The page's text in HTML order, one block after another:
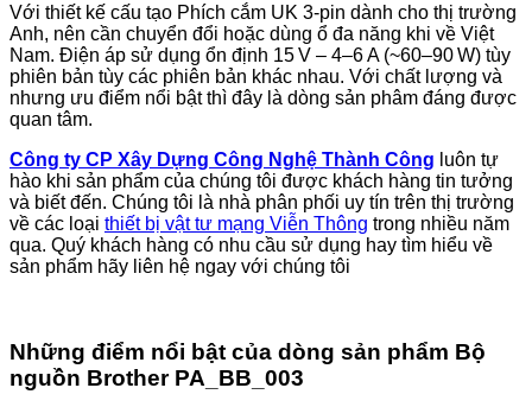
Với thiết kế cấu tạo Phích cắm UK 3-pin dành cho thị trường
Anh, nên cần chuyển đổi hoặc dùng ổ đa năng khi về Việt
Nam. Điện áp sử dụng ổn định 15 V – 4–6 A (~60–90 W) tùy
phiên bản tùy các phiên bản khác nhau. Với chất lượng và
nhưng ưu điểm nổi bật thì đây là dòng sản phâm đáng được
quan tâm.
Công ty CP Xây Dựng Công Nghệ Thành Công luôn tự
hào khi sản phẩm của chúng tôi được khách hàng tin tưởng
và biết đến. Chúng tôi là nhà phân phối uy tín trên thị trường
về các loại thiết bị vật tư mạng Viễn Thông trong nhiều năm
qua. Quý khách hàng có nhu cầu sử dụng hay tìm hiểu về
sản phẩm hãy liên hệ ngay với chúng tôi
Những điểm nổi bật của dòng sản phẩm Bộ
nguồn Brother PA_BB_003